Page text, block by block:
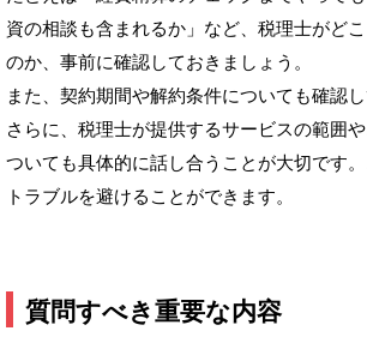
資の相談も含まれるか」など、税理士がど
のか、事前に確認しておきましょう。
また、契約期間や解約条件についても確認し
さらに、税理士が提供するサービスの範囲
ついても具体的に話し合うことが大切です
トラブルを避けることができます。
質問すべき重要な内容